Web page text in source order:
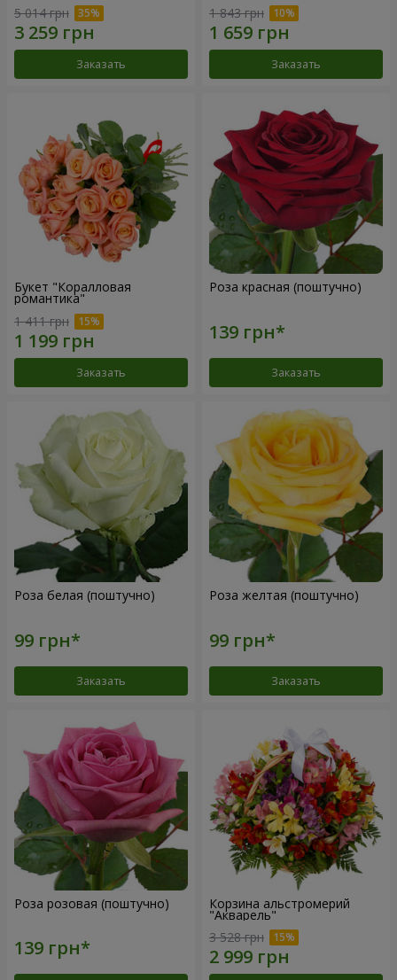
5 014 грн
Заказать
1 843 грн
Заказать
Букет "Коралловая
романтика"
1 411 грн
Заказать
Роза красная (поштучно)
Заказать
Роза белая (поштучно)
Заказать
Роза желтая (поштучно)
Заказать
Роза розовая (поштучно) Корзина альстромерий
"Акварель"
3 528 грн